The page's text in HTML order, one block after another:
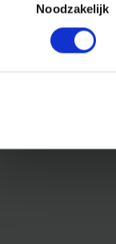
Noodzakelijk